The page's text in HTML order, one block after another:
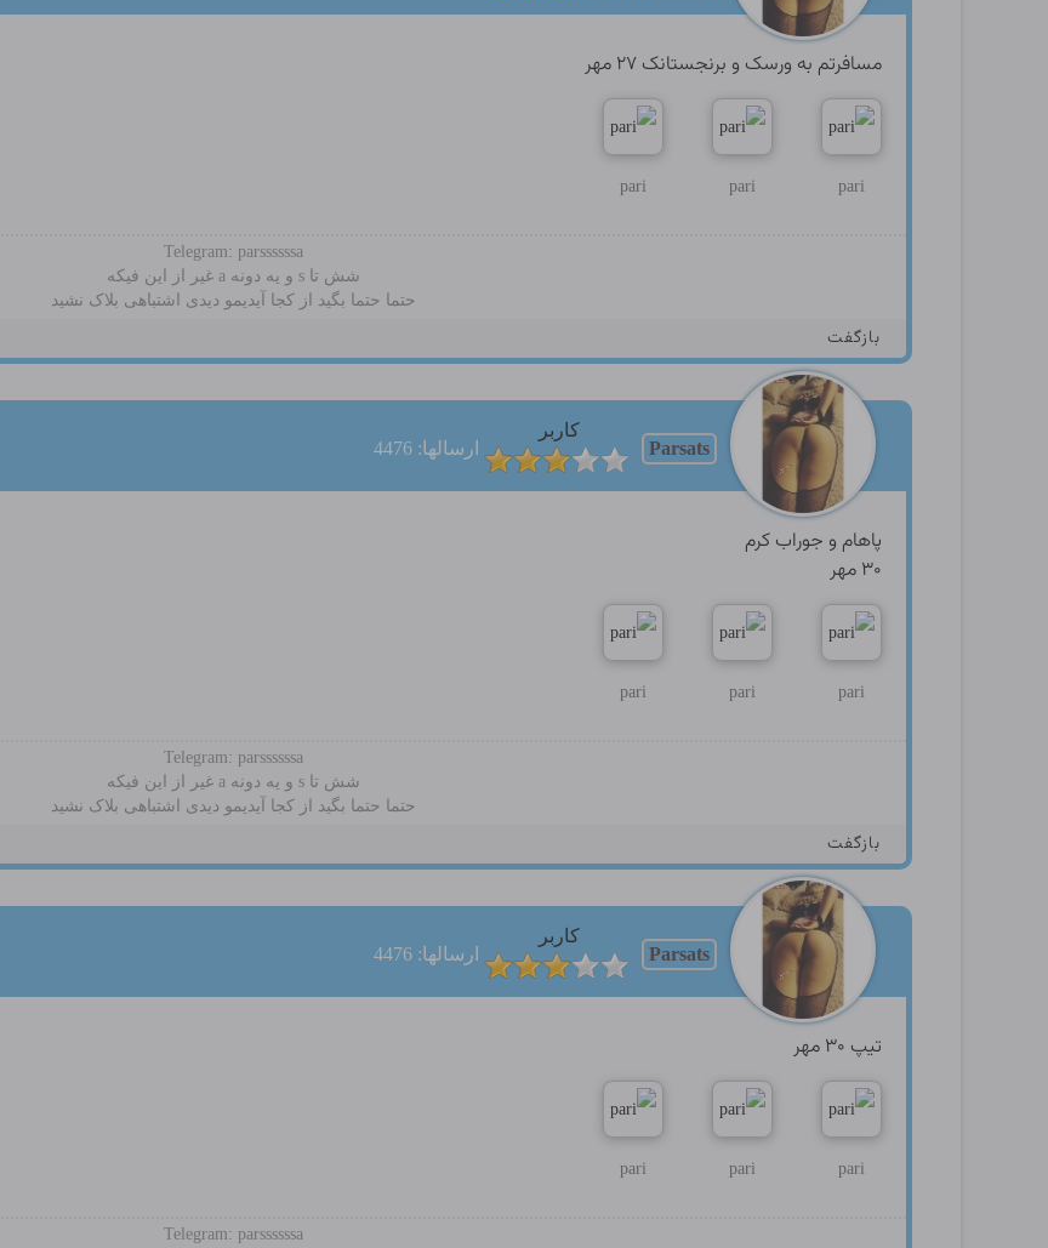
مسافرتم به ورسک و برنجستانک ۲۷ مهر
pari
pari
pari
Telegram: parssssssa
شش تا s و یه دونه a غیر از این فیکه
حتما حتما بگید از کجا آیدیمو دیدی اشتباهی بلاک نشید
بازگفت
Parsats
کاربر
ارسالها: 4476
پاهام و جوراب کرم
۳۰ مهر
pari
pari
pari
Telegram: parssssssa
شش تا s و یه دونه a غیر از این فیکه
حتما حتما بگید از کجا آیدیمو دیدی اشتباهی بلاک نشید
بازگفت
Parsats
کاربر
ارسالها: 4476
تیپ ۳۰ مهر
pari
pari
pari
Telegram: parssssssa